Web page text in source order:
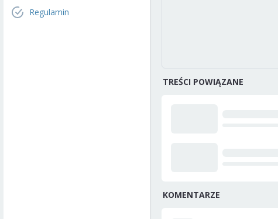
Regulamin
TREŚCI POWIĄZANE
KOMENTARZE